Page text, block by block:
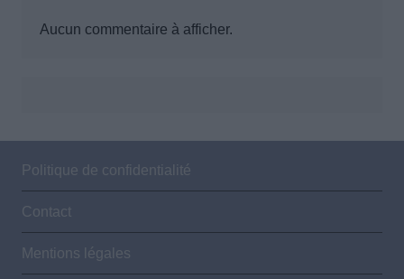
Aucun commentaire à afficher.
Politique de confidentialité
Contact
Mentions légales